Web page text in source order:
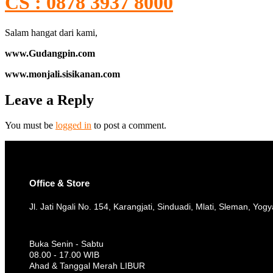
Salam hangat dari kami,
www.Gudangpin.com
www.monjali.sisikanan.com
Leave a Reply
You must be logged in to post a comment.
Office & Store
Jl. Jati Ngali No. 154, Karangjati, Sinduadi, Mlati, Sleman,
Buka Senin - Sabtu
08.00 - 17.00 WIB
Ahad & Tanggal Merah LIBUR